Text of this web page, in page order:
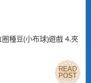
種豆(小布球)遊戲 4.夾
READ
POST
READ
POST